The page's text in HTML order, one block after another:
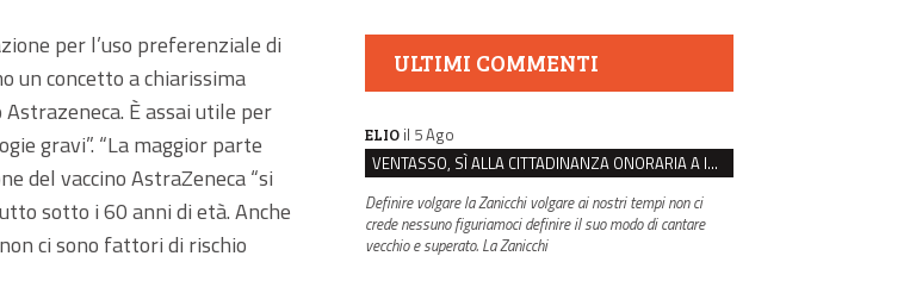
per l’uso preferenziale di
un concetto a chiarissima
È assai utile per
gravi”. “La maggior parte
del vaccino AstraZeneca “si
sotto i 60 anni di età. Anche
ci sono fattori di rischio
ULTIMI COMMENTI
ELIO il 5 Ago
VENTASSO, SÌ ALLA CITTADINANZA ONORARIA A IVA ZANICCHI. MA BARGIACCHI: “È DI PESSIMO GUSTO”
Definire volgare la Zanicchi volgare ai nostri tempi non ci
crede nessuno figuriamoci definire il suo modo di cantare
vecchio e superato. La Zanicchi